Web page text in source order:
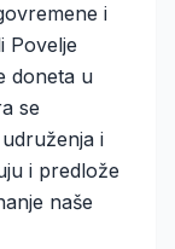
i
Povelje
doneta u
se
i
i predlože
naše